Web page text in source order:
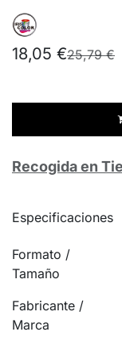
18,05 €25,79€
Recogida en
Especificaciones
Formato /
Tamaño
Fabricante /
Marca